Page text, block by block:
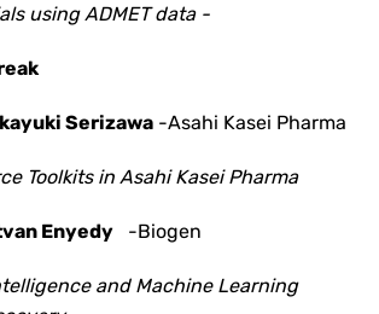
using ADMET data -
Serizawa -Asahi Kasei Pharma
Toolkits in Asahi Kasei Pharma
Enyedy -Biogen
and Machine Learning